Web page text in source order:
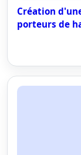
Création
porteurs de